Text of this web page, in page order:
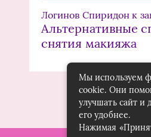
Логинов Спиридон к
Альтернативные
снятия макияжа
Мы используем
cookie. Они
улучшать сайт и
его удобнее.
Нажимая